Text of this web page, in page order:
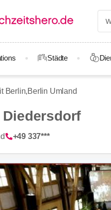
Städte
Berlin,Berlin Umland
+49 337***